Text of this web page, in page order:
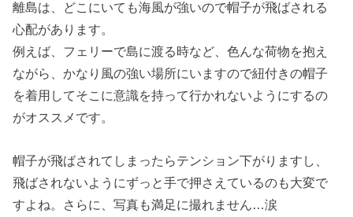
離島は、どこにいても海風が強いので帽子が飛ばされる
心配があります。
例えば、フェリーで島に渡る時など、色んな荷物を抱え
ながら、かなり風の強い場所にいますので紐付きの帽子
を着用してそこに意識を持って行かれないようにするの
がオススメです。
帽子が飛ばされてしまったらテンション下がりますし、
飛ばされないようにずっと手で押さえているのも大変で
すよね。さらに、写真も満足に撮れません…涙